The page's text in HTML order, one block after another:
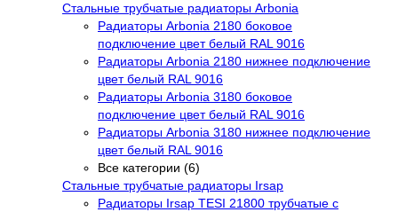
Стальные трубчатые радиаторы Arbonia
Радиаторы Arbonia 2180 боковое
подключение цвет белый RAL 9016
Радиаторы Arbonia 2180 нижнее подключение
цвет белый RAL 9016
Радиаторы Arbonia 3180 боковое
подключение цвет белый RAL 9016
Радиаторы Arbonia 3180 нижнее подключение
цвет белый RAL 9016
Все категории (6)
Стальные трубчатые радиаторы Irsap
Радиаторы Irsap TESI 21800 трубчатые с